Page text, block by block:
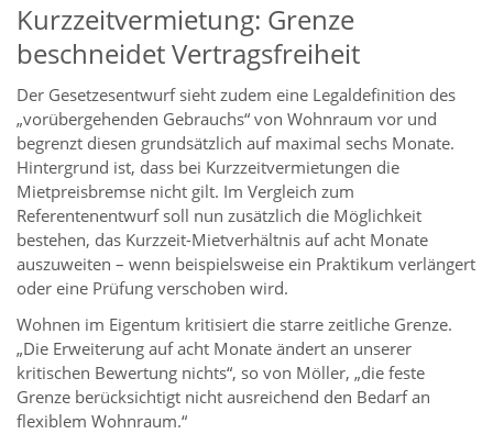
Kurzzeitvermietung: Grenze
beschneidet Vertragsfreiheit
Der Gesetzesentwurf sieht zudem eine Legaldefinition des
„vorübergehenden Gebrauchs“ von Wohnraum vor und
begrenzt diesen grundsätzlich auf maximal sechs Monate.
Hintergrund ist, dass bei Kurzzeitvermietungen die
Mietpreisbremse nicht gilt. Im Vergleich zum
Referentenentwurf soll nun zusätzlich die Möglichkeit
bestehen, das Kurzzeit-Mietverhältnis auf acht Monate
auszuweiten – wenn beispielsweise ein Praktikum verlängert
oder eine Prüfung verschoben wird.
Wohnen im Eigentum kritisiert die starre zeitliche Grenze.
„Die Erweiterung auf acht Monate ändert an unserer
kritischen Bewertung nichts“, so von Möller, „die feste
Grenze berücksichtigt nicht ausreichend den Bedarf an
flexiblem Wohnraum.“